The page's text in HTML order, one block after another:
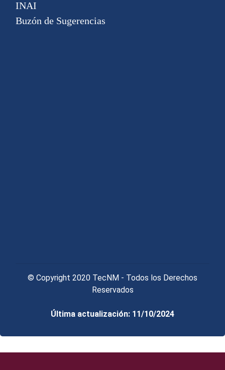
INAI
Buzón de Sugerencias
© Copyright 2020 TecNM - Todos los Derechos
Reservados
Última actualización: 11/10/2024